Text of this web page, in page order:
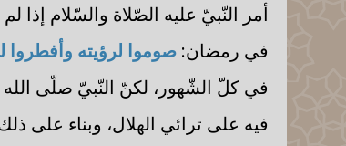
أمر النّبيّ عليه الصّلاة والسّلام إذا
في رمضان: صوموا لرؤيته وأفطروا
في كلّ الشّهور، لكنّ النّبيّ صلّى
فيه على ترائي الهلال، وبناء على